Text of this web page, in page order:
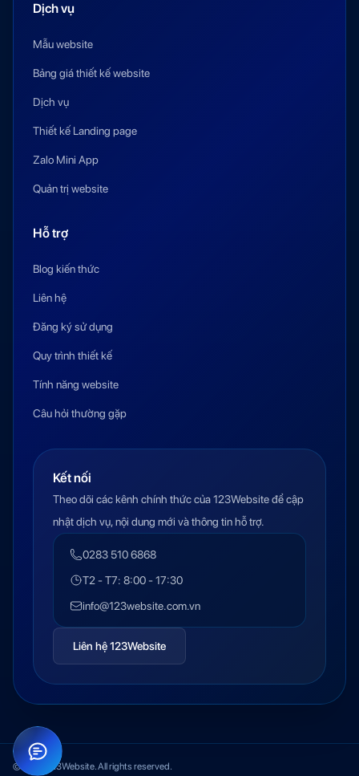
Dịch vụ
Mẫu website
Bảng giá thiết kế website
Dịch vụ
Thiết kế Landing page
Zalo Mini App
Quản trị website
Hỗ trợ
Blog kiến thức
Liên hệ
Đăng ký sử dụng
Quy trình thiết kế
Tính năng website
Câu hỏi thường gặp
Kết nối
Theo dõi các kênh chính thức của 123Website để cập
nhật dịch vụ, nội dung mới và thông tin hỗ trợ.
0283 510 6868
T2 - T7: 8:00 - 17:30
info@123website.com.vn
Liên hệ 123Website
© 2026 123Website. All rights reserved.